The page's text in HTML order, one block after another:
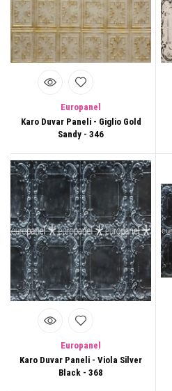
Europanel
Karo Duvar Paneli - Giglio Gold
Sandy - 346
Europanel
Karo Duvar Paneli - Viola Silver
Black - 368